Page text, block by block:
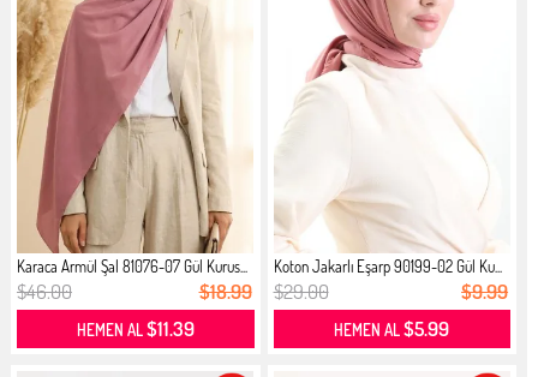
Karaca Armül Şal 81076-07 Gül Kurus...
$46.00 $18.99
HEMEN AL$11.39
Koton Jakarlı Eşarp 90199-02 Gül Ku...
$29.00 $9.99
HEMEN AL$5.99